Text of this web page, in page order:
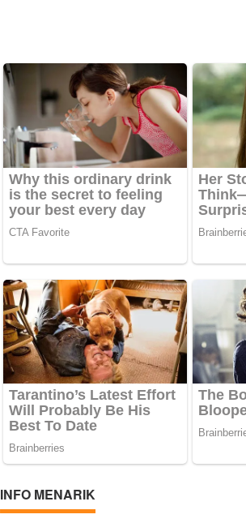
a
s
i
p
o
s
INFO MENARIK